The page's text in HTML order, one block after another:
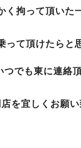
く拘って頂いた
って頂けたらと
つでも東に連絡
を宜しくお願